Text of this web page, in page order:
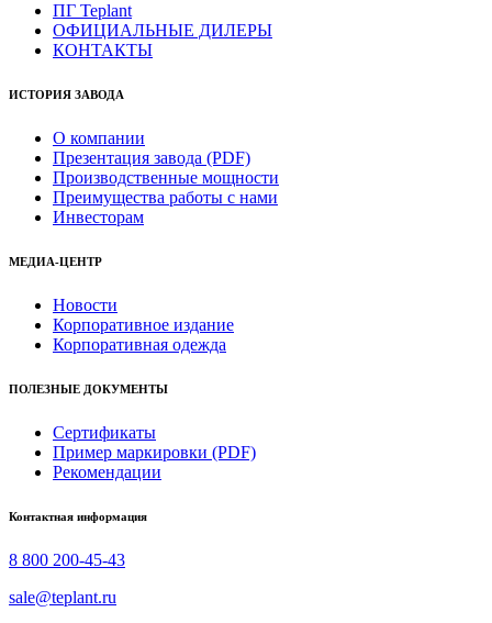
ПГ Teplant
ОФИЦИАЛЬНЫЕ ДИЛЕРЫ
КОНТАКТЫ
ИСТОРИЯ ЗАВОДА
О компании
Презентация завода (PDF)
Производственные мощности
Преимущества работы с нами
Инвесторам
МЕДИА-ЦЕНТР
Новости
Корпоративное издание
Корпоративная одежда
ПОЛЕЗНЫЕ ДОКУМЕНТЫ
Сертификаты
Пример маркировки (PDF)
Рекомендации
Контактная информация
8 800 200-45-43
sale@teplant.ru